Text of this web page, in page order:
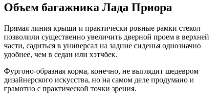
Объем багажника Лада Приора
Прямая линия крыши и практически ровные рамки стекол
позволили существенно увеличить дверной проем в верхней
части, садиться в универсал на задние сиденья однозначно
удобнее, чем в седан или хэтчбек.
Фургоно-образная корма, конечно, не выглядит шедевром
дизайнерского искусства, но на самом деле продумано и
грамотно с практической точки зрения.